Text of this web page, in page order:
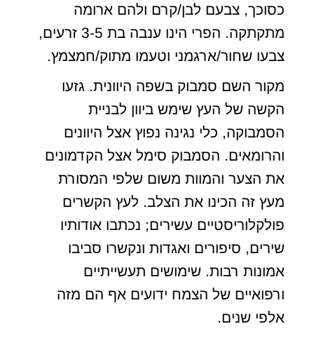
כסוכך, צבעם לבן/קרם ולהם ארומה
מתקתקה. הפרי הינו ענבה בת 3-5 זרעים,
צבעו שחור/ארגמני וטעמו מתוק/חמצמץ.
מקור השם סמבוק בשפה היוונית. גזעו
הקשה של העץ שימש ביוון לבניית
הסמבוקה, כלי נגינה נפוץ אצל היוונים
והרומאים. הסמבוק סימל אצל הקדמונים
את הצער והמוות משום שלפי המסורת
מעץ זה הכינו את הצלב. לעץ הקשרים
פולקלוריסטיים עשירים; נכתבו אודותיו
שירים, סיפורים ואגדות ונקשרו סביבו
אמונות רבות. שימושים תעשייתיים
ורפואיים של הצמח ידועים אף הם מזה
אלפי שנים.